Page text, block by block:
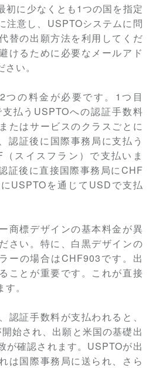
初に少なくとも1つの国を指定
注意し、USPTOシステムに問
替の出願方法を利用してくだ
けるために必要なメールアド
い。
つの料金が必要です。1つ目
払うUSPTOへの認証手数料
たはサービスのクラスごとに
認証後に国際事務局に支払う
スイスフラン）で支払いま
証後に直接国際事務局にCHF
USPTOを通じてUSDで支払
商標デザインの基本料金が異
さい。特に、白黒デザインの
ーの場合はCHF903です。出
ことが重要です。これが直接
。
認証手数料が支払われると、
始され、出願と米国の基礎出
が確認されます。USPTOが出
は国際事務局に送られ、さら